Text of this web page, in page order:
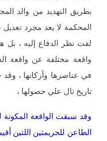
بطريق التهديد من والد
المحكمة لا يعد مجرد
لفت نظر الدفاع إليه ، بل
واقعة مختلفة عن واقعة
في عناصرها وأركانها ،
تاريخ تال علي حصولها ،
وقد سبقت الواقعة
الطاعن للجريمتين اللتين